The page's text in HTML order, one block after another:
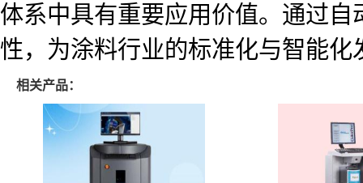
体系中具有重要应用价值。通过
性，为涂料行业的标准化与智能化
相关产品：